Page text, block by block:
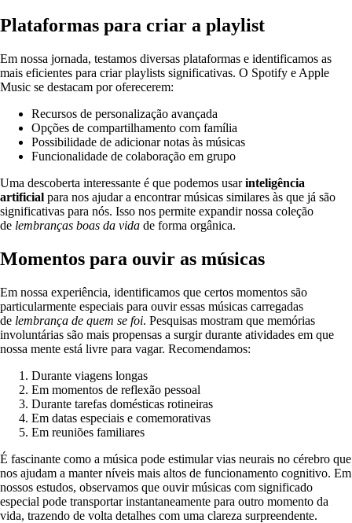
Plataformas para criar a playlist
Em nossa jornada, testamos diversas plataformas e identificamos as
mais eficientes para criar playlists significativas. O Spotify e Apple
Music se destacam por oferecerem:
Recursos de personalização avançada
Opções de compartilhamento com família
Possibilidade de adicionar notas às músicas
Funcionalidade de colaboração em grupo
Uma descoberta interessante é que podemos usarinteligência
artificial para nos ajudar a encontrar músicas similares às que já são
significativas para nós. Isso nos permite expandir nossa coleção
de lembranças boas da vida de forma orgânica.
Momentos para ouvir as músicas
Em nossa experiência, identificamos que certos momentos são
particularmente especiais para ouvir essas músicas carregadas
de lembrança de quem se foi. Pesquisas mostram que memórias
involuntárias são mais propensas a surgir durante atividades em que
nossa mente está livre para vagar. Recomendamos:
Durante viagens longas
Em momentos de reflexão pessoal
Durante tarefas domésticas rotineiras
Em datas especiais e comemorativas
Em reuniões familiares
É fascinante como a música pode estimular vias neurais no cérebro que
nos ajudam a manter níveis mais altos de funcionamento cognitivo. Em
nossos estudos, observamos que ouvir músicas com significado
especial pode transportar instantaneamente para outro momento da
vida, trazendo de volta detalhes com uma clareza surpreendente.